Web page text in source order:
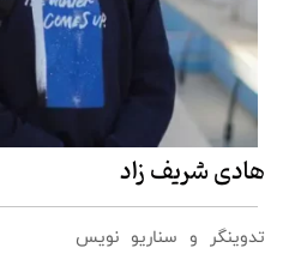
هادی شریف زاد
تدوینگر و سناریو نویس